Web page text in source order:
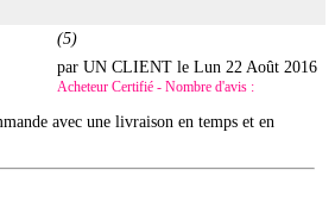
(5)
par UN CLIENT leLun 22 Août 2016
Acheteur Certifié - Nombre d'avis :
avec une livraison en temps et en